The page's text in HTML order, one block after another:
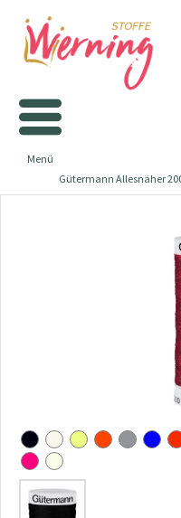
Menü
Gütermann Allesnäher